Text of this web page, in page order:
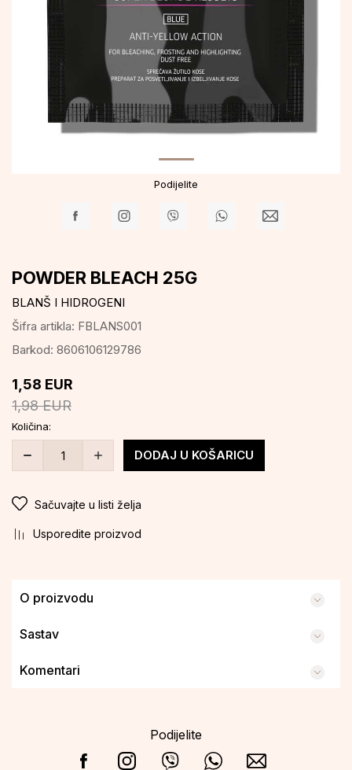
Podijelite
POWDER BLEACH 25G
BLANŠ I HIDROGENI
Šifra artikla: FBLANS001
Barkod: 8606106129786
1,98 EUR
1,58 EUR
Količina:
DODAJ U KOŠARICU
Sačuvajte u listi želja
Usporedite proizvod
O proizvodu
Sastav
Komentari
Podijelite